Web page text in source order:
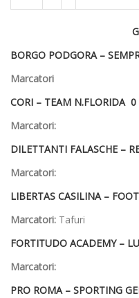
BORGO PODGORA –
Marcatori
CORI – TEAM N.FLORIDA 0
Marcatori:
DILETTANTI FALASCHE –
Marcatori:
LIBERTAS CASILINA –
Marcatori: Tafuri
FORTITUDO ACADEMY –
Marcatori:
PRO ROMA – SPORTING